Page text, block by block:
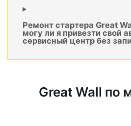
Ремонт стартера Great
могу ли я привезти свой
сервисный центр без
Great Wall по